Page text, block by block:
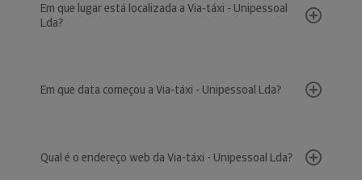
Em que lugar está localizada a Via-táxi - Unipessoal
Lda?
Em que data começou a Via-táxi - Unipessoal Lda?
Qual é o endereço web da Via-táxi - Unipessoal Lda?